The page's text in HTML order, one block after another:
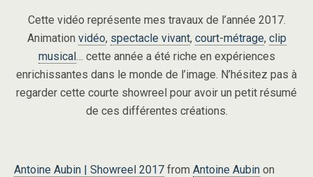
Cette vidéo représente mes travaux de l’année 2017.
Animation vidéo, spectacle vivant, court-métrage, clip
musical… cette année a été riche en expériences
enrichissantes dans le monde de l’image. N’hésitez pas à
regarder cette courte showreel pour avoir un petit résumé
de ces différentes créations.
Antoine Aubin | Showreel 2017 from Antoine Aubin on